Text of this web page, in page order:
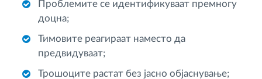
Проблемите се идентификуваат премногу
доцна;
Тимовите реагираат наместо да
предвидуваат;
Трошоците растат без јасно објаснување;